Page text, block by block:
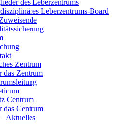
des Leberzentrums
Leberzentrums-Board
Zentrum
das Zentrum
Centrum
das Centrum
Aktuelles